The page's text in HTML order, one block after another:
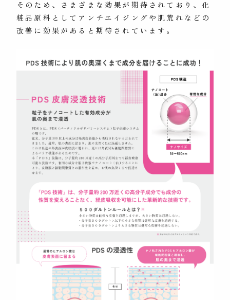
そのため、さまざまな効果が期待されており、化
粧品原料としてアンチエイジングや肌荒れなどの
改善に効果があると期待されています。